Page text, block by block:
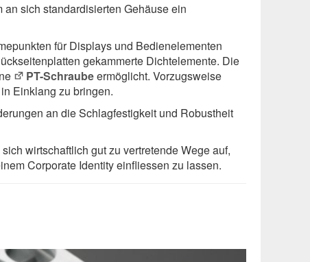
sich standardisierten Gehäuse ein
für Displays und Bedienelementen
gekammerte Dichtelemente. Die
PT-Schraubeermöglicht. Vorzugsweise
Einklang zu bringen.
an die Schlagfestigkeit und Robustheit
wirtschaftlich gut zu vertretende Wege auf,
Corporate Identity einfliessen zu lassen.